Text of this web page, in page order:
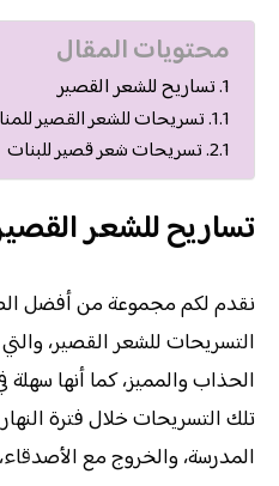
محتويات المقال
تساريح للشعر القصير
تسريحات للشعر القصير
تسريحات شعر قصير للبنات
تساريح للشعر
نقدم لكم مجموعة من أفضل
التسريحات للشعر القصير،
الحذاب والمميز، كما أنها
تلك التسريحات خلال فترة
المدرسة، والخروج مع